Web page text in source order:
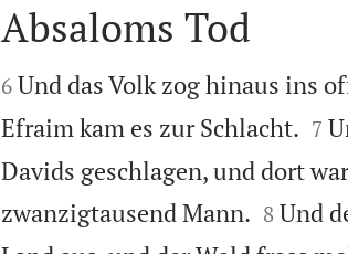

Absaloms Tod

6 Und das Volk zog hinaus ins
Efraim kam es zur Schlacht.
7
Davids geschlagen, und dort
zwanzigtausend Mann.
8 Und